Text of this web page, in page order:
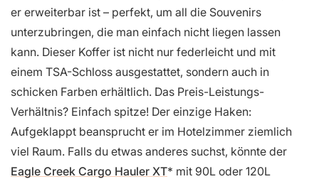
er erweiterbar ist – perfekt, um all die Souvenirs
unterzubringen, die man einfach nicht liegen lassen
kann. Dieser Koffer ist nicht nur federleicht und mit
einem TSA-Schloss ausgestattet, sondern auch in
schicken Farben erhältlich. Das Preis-Leistungs-
Verhältnis? Einfach spitze! Der einzige Haken:
Aufgeklappt beansprucht er im Hotelzimmer ziemlich
viel Raum. Falls du etwas anderes suchst, könnte der
Eagle Creek Cargo Hauler XT
mit 90L oder 120L